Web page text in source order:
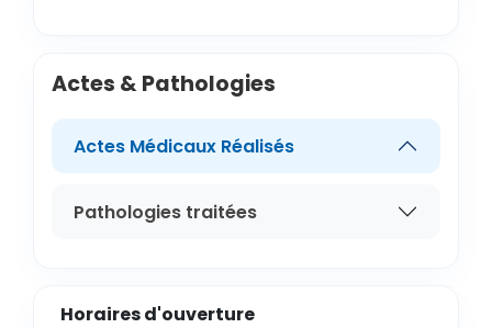
Actes & Pathologies
Actes Médicaux Réalisés
Pathologies traitées
Horaires d'ouverture